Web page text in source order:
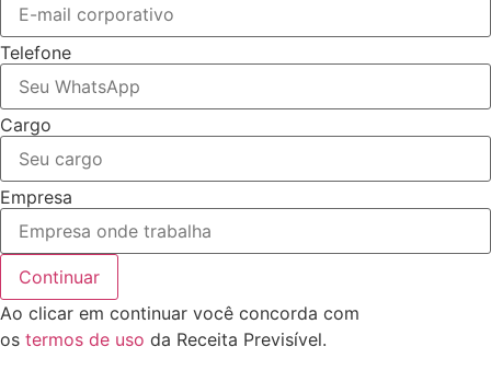
Telefone
Cargo
Empresa
Continuar
Ao clicar em continuar você concorda com
os termos de uso da Receita Previsível.